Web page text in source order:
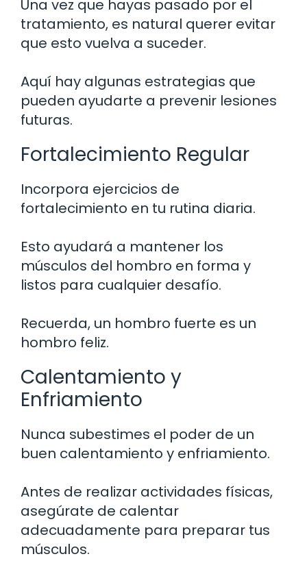
Una vez que hayas pasado por el
tratamiento, es natural querer evitar
que esto vuelva a suceder.
Aquí hay algunas estrategias que
pueden ayudarte a prevenir lesiones
futuras.
Fortalecimiento Regular
Incorpora ejercicios de
fortalecimiento en tu rutina diaria.
Esto ayudará a mantener los
músculos del hombro en forma y
listos para cualquier desafío.
Recuerda, un hombro fuerte es un
hombro feliz.
Calentamiento y
Enfriamiento
Nunca subestimes el poder de un
buen calentamiento y enfriamiento.
Antes de realizar actividades físicas,
asegúrate de calentar
adecuadamente para preparar tus
músculos.